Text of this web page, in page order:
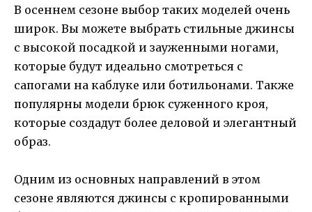
В осеннем сезоне выбор таких моделей очень
широк. Вы можете выбрать стильные джинсы
с высокой посадкой и зауженными ногами,
которые будут идеально смотреться с
сапогами на каблуке или ботильонами. Также
популярны модели брюк суженного кроя,
которые создадут более деловой и элегантный
образ.
Одним из основных направлений в этом
сезоне являются джинсы с кропированными